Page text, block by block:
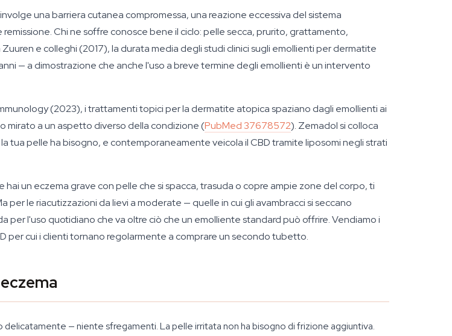
una barriera cutanea compromessa, una reazione eccessiva del sistema
Chi ne soffre conosce bene il ciclo: pelle secca, prurito, grattamento,
e colleghi (2017), la durata media degli studi clinici sugli emollienti per dermatite
— a dimostrazione che anche l'uso a breve termine degli emollienti è un intervento
(2023), i trattamenti topici per la dermatite atopica spaziano dagli emollienti ai
mirato a un aspetto diverso della condizione (PubMed 37678572). Zemadol si colloca
tua pelle ha bisogno, e contemporaneamente veicola il CBD tramite liposomi negli strati
un eczema grave con pelle che si spacca, trasuda o copre ampie zone del corpo, ti
per le riacutizzazioni da lievi a moderate — quelle in cui gli avambracci si seccano
per l'uso quotidiano che va oltre ciò che un emolliente standard può offrire. Vendiamo i
per cui i clienti tornano regolarmente a comprare un secondo tubetto.
— niente sfregamenti. La pelle irritata non ha bisogno di frizione aggiuntiva.